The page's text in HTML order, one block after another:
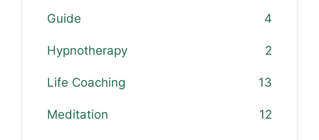
Guide 4
Hypnotherapy 2
Life Coaching 13
Meditation 12